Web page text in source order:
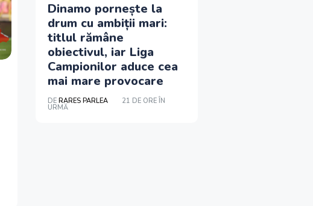
Dinamo pornește la
drum cu ambiții mari:
titlul rămâne
obiectivul, iar Liga
Campionilor aduce cea
mai mare provocare
DERARES PARLEA 21 DE ORE ÎN
URMĂ